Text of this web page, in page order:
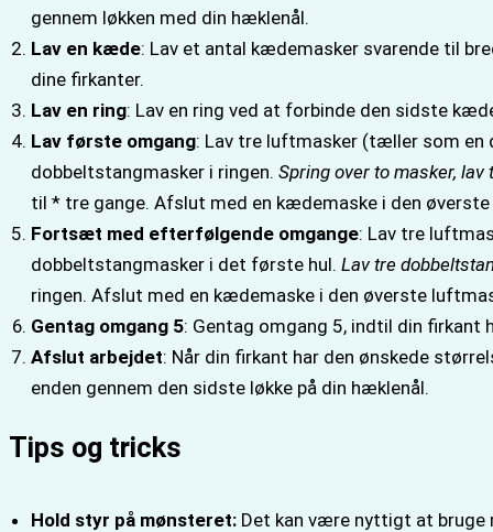
gennem løkken med din hæklenål.
Lav en kæde: Lav et antal kædemasker svarende til
dine firkanter.
Lav en ring: Lav en ring ved at forbinde den sidste
Lav første omgang: Lav tre luftmasker (tæller som
dobbeltstangmasker i ringen. Spring over to masker,
til * tre gange. Afslut med en kædemaske i den
Fortsæt med efterfølgende omgange: Lav tre
dobbeltstangmasker i det første hul. Lav tre
ringen. Afslut med en kædemaske i den øverste
Gentag omgang 5: Gentag omgang 5, indtil din firkant
Afslut arbejdet: Når din firkant har den ønskede
enden gennem den sidste løkke på din hæklenål.
Tips og tricks
Hold styr på mønsteret: Det kan være nyttigt at bruge